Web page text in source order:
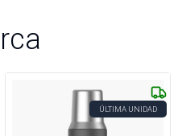
ÚLTIMA UNIDAD